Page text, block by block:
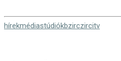
hírekmédiastúdiókbzirczircitv